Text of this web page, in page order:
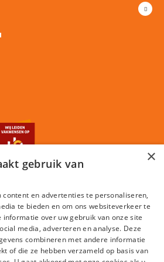
Sitemap
×
gebruik van
content en advertenties te personaliseren,
te bieden en om ons websiteverkeer te
informatie over uw gebruik van onze site
media, adverteren en analyse. Deze
combineren met andere informatie
of die ze hebben verzameld op basis van